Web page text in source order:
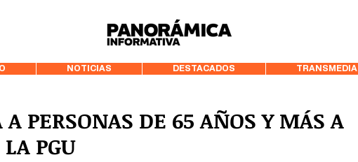
NOTICIAS DESTACADOS TRANSMEDIA
PERSONAS DE 65 AÑOS Y MÁS A
PGU